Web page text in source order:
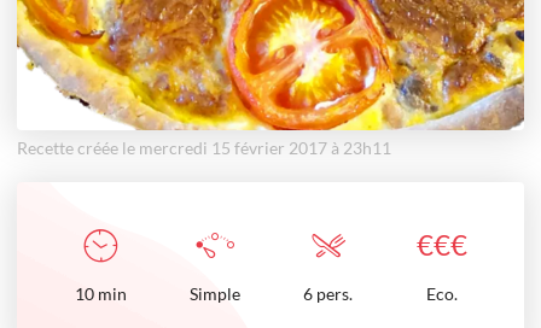
Recette créée le mercredi 15 février 2017 à 23h11
€€€
10 min Simple 6 pers. Eco.